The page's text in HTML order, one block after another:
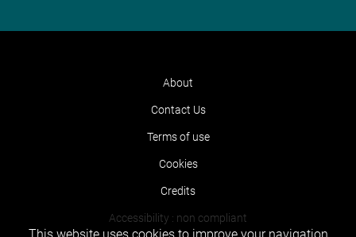
About
Contact Us
Terms of use
Cookies
Credits
Accessibility : non compliant